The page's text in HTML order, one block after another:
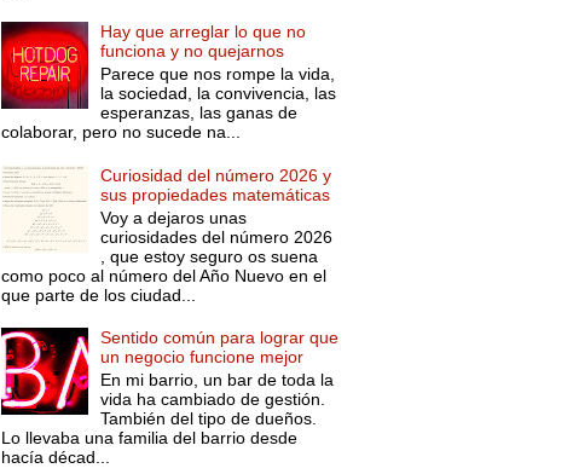
Hay que arreglar lo que no
funciona y no quejarnos
Parece que nos rompe la vida,
la sociedad, la convivencia, las
esperanzas, las ganas de
colaborar, pero no sucede na...
Curiosidad del número 2026 y
sus propiedades matemáticas
Voy a dejaros unas
curiosidades del número 2026
, que estoy seguro os suena
como poco al número del Año Nuevo en el
que parte de los ciudad...
Sentido común para lograr que
un negocio funcione mejor
En mi barrio, un bar de toda la
vida ha cambiado de gestión.
También del tipo de dueños.
Lo llevaba una familia del barrio desde
hacía décad...